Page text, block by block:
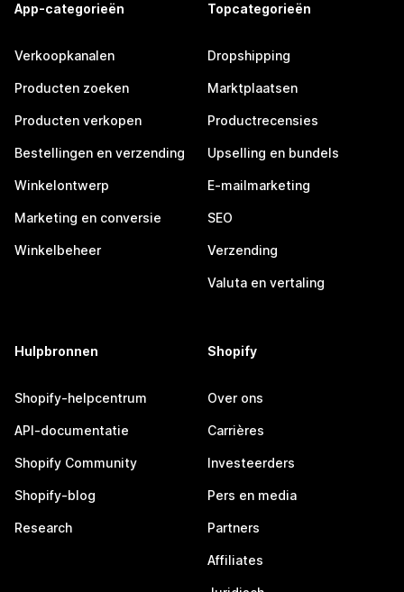
App-categorieën
Verkoopkanalen
Producten zoeken
Producten verkopen
Bestellingen en verzending
Winkelontwerp
Marketing en conversie
Winkelbeheer
Topcategorieën
Dropshipping
Marktplaatsen
Productrecensies
Upselling en bundels
E-mailmarketing
SEO
Verzending
Valuta en vertaling
Hulpbronnen
Shopify-helpcentrum
API-documentatie
Shopify Community
Shopify-blog
Research
Shopify
Over ons
Carrières
Investeerders
Pers en media
Partners
Affiliates